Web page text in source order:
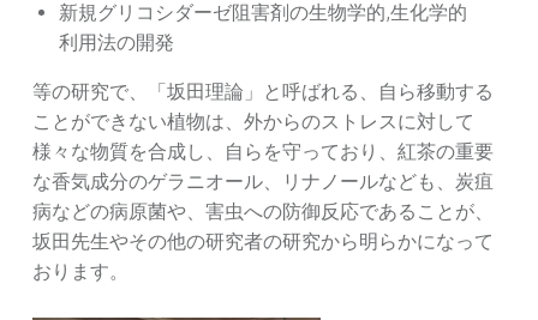
新規グリコシダーゼ阻害剤の生物学的,生化学的
利用法の開発
等の研究で、「坂田理論」と呼ばれる、自ら移動する
ことができない植物は、外からのストレスに対して
様々な物質を合成し、自らを守っており、紅茶の重要
な香気成分のゲラニオール、リナノールなども、炭疽
病などの病原菌や、害虫への防御反応であることが、
坂田先生やその他の研究者の研究から明らかになって
おります。